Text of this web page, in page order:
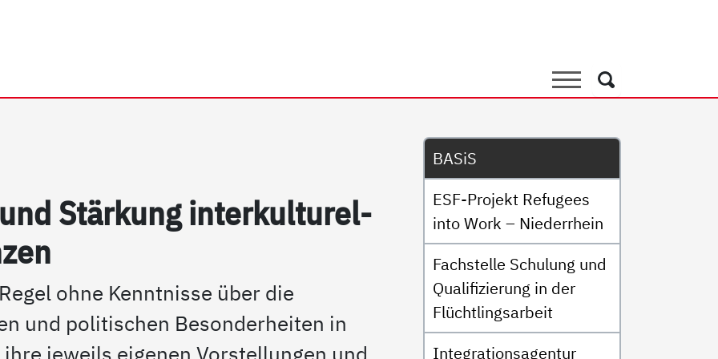
Suche
Suche
Stär­kung in­ter­kul­tu­rel­
ohne Kenntnisse über die
und politischen Besonderheiten in
Untermenü
BASiS
ESF-Projekt Refugees
into Work – Niederrhein
Fachstelle Schulung und
Qualifizierung in der
Flüchtlingsarbeit
Integrationsagentur